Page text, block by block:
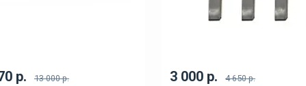
р. 13 000 р. 3 000 р. 4 650 р.